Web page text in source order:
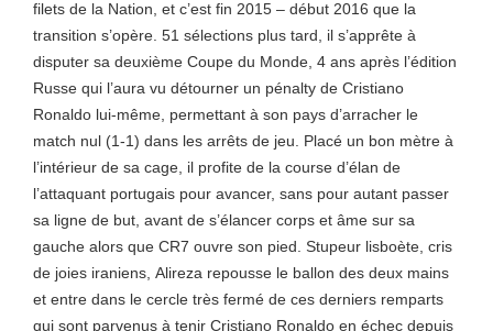
filets de la Nation, et c’est fin 2015 – début 2016 que la
transition s’opère. 51 sélections plus tard, il s’apprête à
disputer sa deuxième Coupe du Monde, 4 ans après l’édition
Russe qui l’aura vu détourner un pénalty de Cristiano
Ronaldo lui-même, permettant à son pays d’arracher le
match nul (1-1) dans les arrêts de jeu. Placé un bon mètre à
l’intérieur de sa cage, il profite de la course d’élan de
l’attaquant portugais pour avancer, sans pour autant passer
sa ligne de but, avant de s’élancer corps et âme sur sa
gauche alors que CR7 ouvre son pied. Stupeur lisboète, cris
de joies iraniens, Alireza repousse le ballon des deux mains
et entre dans le cercle très fermé de ces derniers remparts
qui sont parvenus à tenir Cristiano Ronaldo en échec depuis